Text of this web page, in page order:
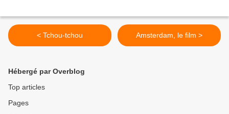
< Tchou-tchou Amsterdam, le film >
Hébergé par Overblog
Top articles
Pages